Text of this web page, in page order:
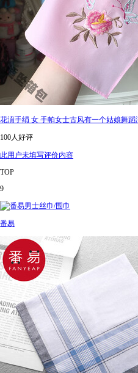
花淯手绢 女 手帕女士古风有一个姑娘舞
100人好评
此用户未填写评价内容
TOP
9
番易